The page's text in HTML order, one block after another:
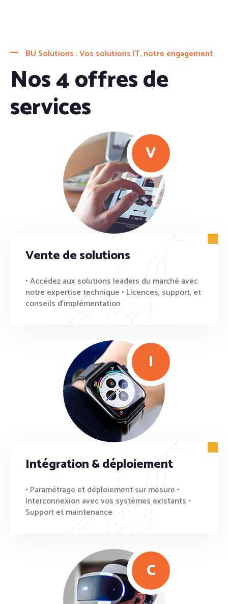
BU Solutions : Vos solutions IT, notre engagement
Nos 4 offres de
services
V
Vente de solutions
• Accédez aux solutions leaders du marché avec
notre expertise technique • Licences, support, et
conseils d’implémentation
I
Intégration & déploiement
• Paramétrage et déploiement sur mesure •
Interconnexion avec vos systèmes existants •
Support et maintenance
C